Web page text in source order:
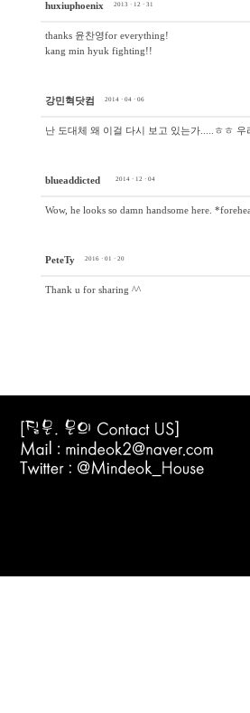
huxiuphoenix 2013 · 12 · 31
thanks 윤찬영for everything!
kang min hyuk fighting!!
강민혁닷컴 2014 · 04 · 06
난 도대체 왜 이걸 다시 보고 있는가.....ㅎㅎ
blueaddicted 2014 · 12 · 04
Wow, he looks so damn handsome here.
PeteTy 2016 · 01 · 20
Thank u for sharing ^^